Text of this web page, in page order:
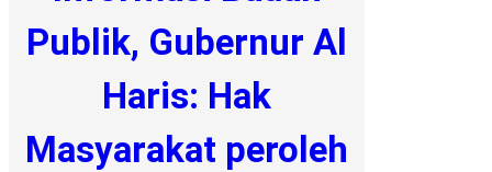
Publik, Gubernur Al
Haris: Hak
Masyarakat peroleh